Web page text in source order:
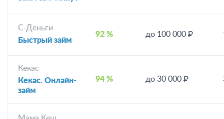
С-Деньги
Быстрый займ
92 % до 100 000 ₽
Кекас
Кекас. Онлайн-
займ
94 % до 30 000 ₽